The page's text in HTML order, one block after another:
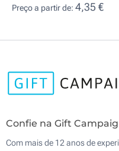
Preço a partir de: 4,35 €
Confie na Gift
Com mais de 12 anos de